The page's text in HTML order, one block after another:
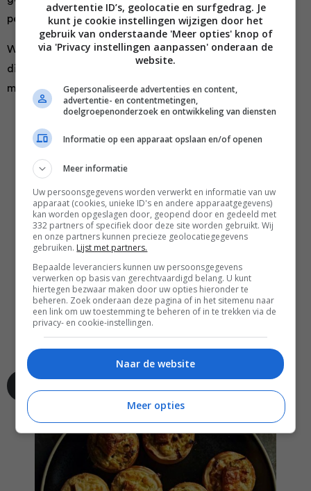
perfecte aanvulling voor elke keuken!
Wij selecteerde een aantal van onze favoriete recepten
die je uitstekend in deze
maken!
advertentie ID’s, geolocatie en surfgedrag. Je
kunt je cookie instellingen wijzigen door het
gebruik van onderstaande 'Meer opties' knop of
via 'Privacy instellingen aanpassen' onderaan de
website.
Gepersonaliseerde advertenties en content,
advertentie- en contentmetingen,
doelgroepenonderzoek en ontwikkeling van diensten
Informatie op een apparaat opslaan en/of openen
Meer informatie
Uw persoonsgegevens worden verwerkt en informatie van uw
apparaat (cookies, unieke ID's en andere apparaatgegevens)
kan worden opgeslagen door, geopend door en gedeeld met
332 partners of specifiek door deze site worden gebruikt. Wij
en onze partners kunnen precieze geolocatiegegevens
gebruiken. Lijst met partners.
Bepaalde leveranciers kunnen uw persoonsgegevens
verwerken op basis van gerechtvaardigd belang. U kunt
hiertegen bezwaar maken door uw opties hieronder te
beheren. Zoek onderaan deze pagina of in het sitemenu naar
een link om uw toestemming te beheren of in te trekken via de
privacy- en cookie-instellingen.
Naar de website
Meer opties